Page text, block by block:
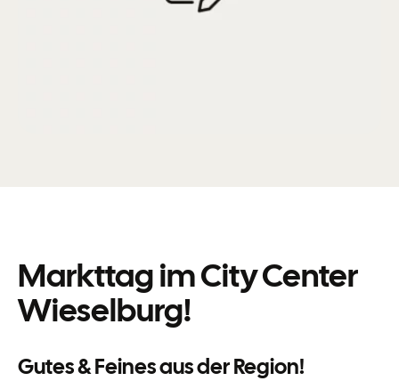
Markttag im City Center
Wieselburg!
Gutes & Feines aus der Region!